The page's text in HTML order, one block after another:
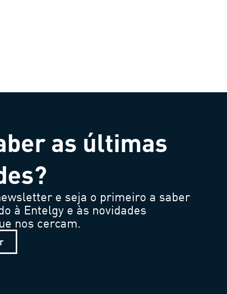
as últimas
e seja o primeiro a saber
à Entelgy e às novidades
nos cercam.